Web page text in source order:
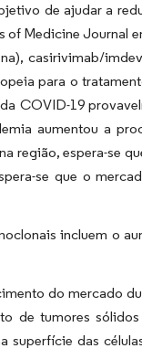
de ajudar a
Medicine Journal
casirivimab/
para o
COVID-19
aumentou a
região, espera-se
se que o
incluem o
do mercado
de tumores
superfície das